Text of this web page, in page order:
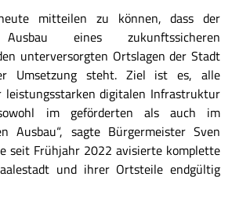
mitteilen zu können, dass der
Ausbau eines zukunftssicheren
unterversorgten Ortslagen der Stadt
Umsetzung steht. Ziel ist es, alle
leistungsstarken digitalen Infrastruktur
im geförderten als auch im
Ausbau“, sagte Bürgermeister Sven
seit Frühjahr 2022 avisierte komplette
und ihrer Ortsteile endgültig